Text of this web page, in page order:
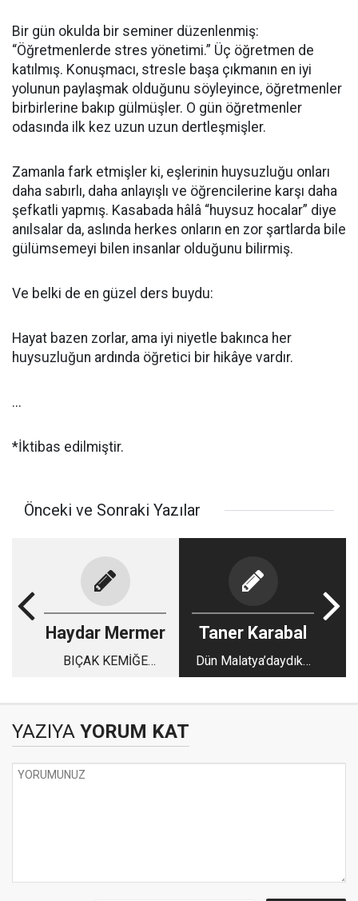
Bir gün okulda bir seminer düzenlenmiş:
“Öğretmenlerde stres yönetimi.” Üç öğretmen de
katılmış. Konuşmacı, stresle başa çıkmanın en iyi
yolunun paylaşmak olduğunu söyleyince, öğretmenler
birbirlerine bakıp gülmüşler. O gün öğretmenler
odasında ilk kez uzun uzun dertleşmişler.
Zamanla fark etmişler ki, eşlerinin huysuzluğu onları
daha sabırlı, daha anlayışlı ve öğrencilerine karşı daha
şefkatli yapmış. Kasabada hâlâ “huysuz hocalar” diye
anılsalar da, aslında herkes onların en zor şartlarda bile
gülümsemeyi bilen insanlar olduğunu bilirmiş.
Ve belki de en güzel ders buydu:
Hayat bazen zorlar, ama iyi niyetle bakınca her
huysuzluğun ardında öğretici bir hikâye vardır.
...
*İktibas edilmiştir.
Önceki ve Sonraki Yazılar
Haydar Mermer
BIÇAK KEMİĞE
Taner Karabal
Dün Malatya’daydık…
YAZIYA YORUM KAT